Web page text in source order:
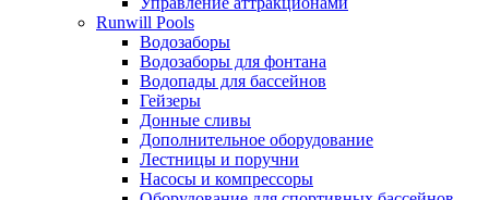
Runwill Pools
Водозаборы
Водозаборы для фонтана
Водопады для бассейнов
Гейзеры
Донные сливы
Дополнительное оборудование
Лестницы и поручни
Насосы и компрессоры